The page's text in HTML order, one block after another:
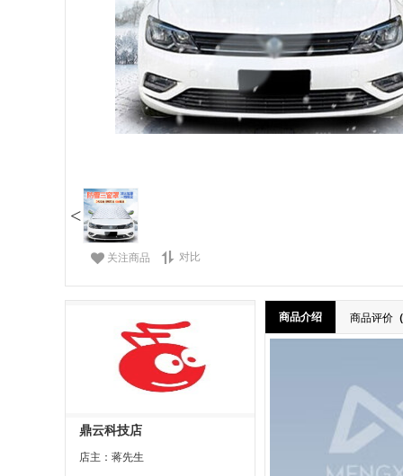
<
关注商品 对比
鼎云科技店
店主：蒋先生
商品介绍 商品评价